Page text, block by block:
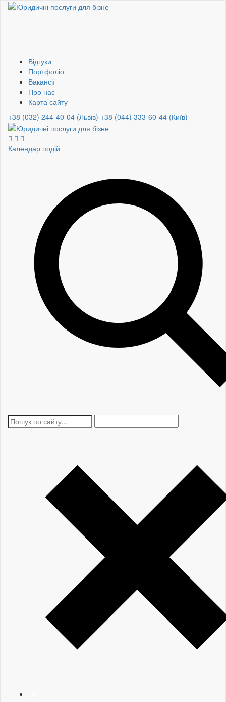
Відгуки
Портфоліо
Вакансії
Про нас
Карта сайту
+38 (032) 244-40-04 (Львів) +38 (044) 333-60-44 (Київ)
Календар подій